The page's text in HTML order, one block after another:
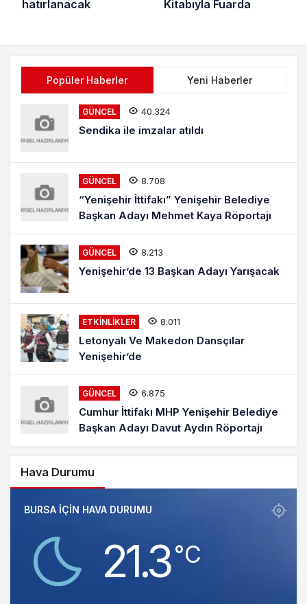
hatırlanacak Kitabıyla Fuarda
Popüler Haberler Yeni Haberler
GÜNCEL 40.324
Sendika ile imzalar atıldı
GÜNCEL 8.708
“Yenişehir İttifakı” Yenişehir Belediye
Başkan Adayı Mehmet Kaya Röportajı
GÜNCEL 8.213
Yenişehir’de 13 Başkan Adayı Yarışacak
ETKINLIKLER 8.011
Letonyalı Ve Makedon Dansçılar
Yenişehir’de
GÜNCEL 6.875
Cumhur İttifakı MHP Yenişehir Belediye
Başkan Adayı Davut Aydın Röportajı
Hava Durumu
BURSA IÇIN HAVA DURUMU
21.3‎°C